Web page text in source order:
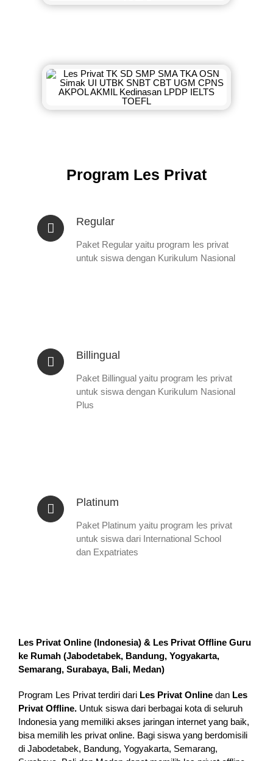
Program Les Privat
Regular
Paket Regular yaitu program les privat
untuk siswa dengan Kurikulum Nasional
Billingual
Paket Billingual yaitu program les privat
untuk siswa dengan Kurikulum Nasional
Plus
Platinum
Paket Platinum yaitu program les privat
untuk siswa dari International School
dan Expatriates
Les Privat Online (Indonesia) & Les Privat Offline Guru
ke Rumah (Jabodetabek, Bandung, Yogyakarta,
Semarang, Surabaya, Bali, Medan)
Program Les Privat terdiri dari Les Privat Online dan Les
Privat Offline. Untuk siswa dari berbagai kota di seluruh
Indonesia yang memiliki akses jaringan internet yang baik,
bisa memilih les privat online. Bagi siswa yang berdomisili
di Jabodetabek, Bandung, Yogyakarta, Semarang,